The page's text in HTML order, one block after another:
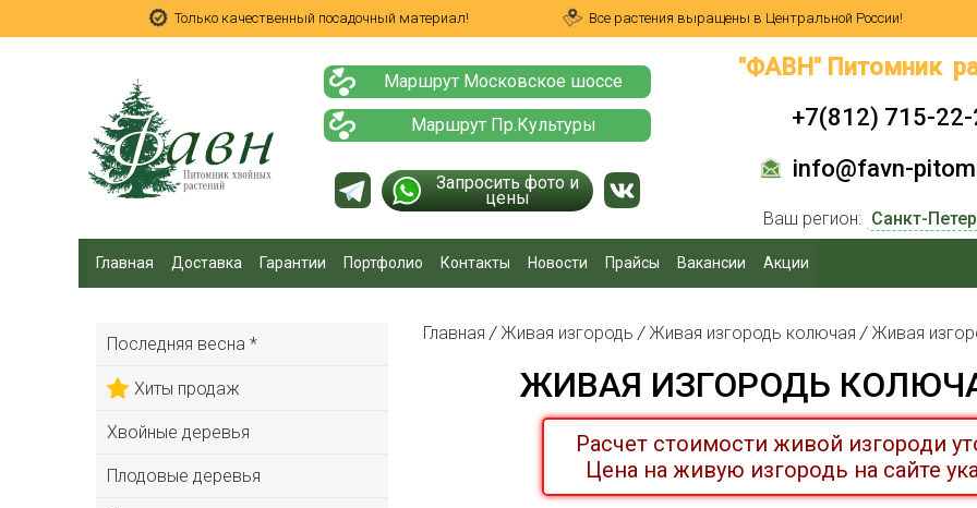
Только качественный посадочный материал! Все растения выращены в Центральной России!
Маршрут Московское шоссе
Маршрут Пр.Культуры
Запросить фото и
цены
"ФАВН" Питомник
+7(812) 715-
info@favn-
Ваш регион:
Главная Доставка Гарантии Портфолио Контакты Новости Прайсы Вакансии Акции
Последняя весна *
Хиты продаж
Хвойные деревья
Плодовые деревья
Главная / Живая изгородь / Живая изгородь колючая / Живая
ЖИВАЯ ИЗГОРОДЬ
Расчет стоимости живой изгороди
Цена на живую изгородь на сайте